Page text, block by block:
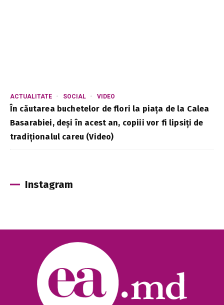
ACTUALITATE SOCIAL VIDEO
În căutarea buchetelor de flori la piața de la Calea
Basarabiei, deși în acest an, copiii vor fi lipsiți de
tradiționalul careu (Video)
Instagram